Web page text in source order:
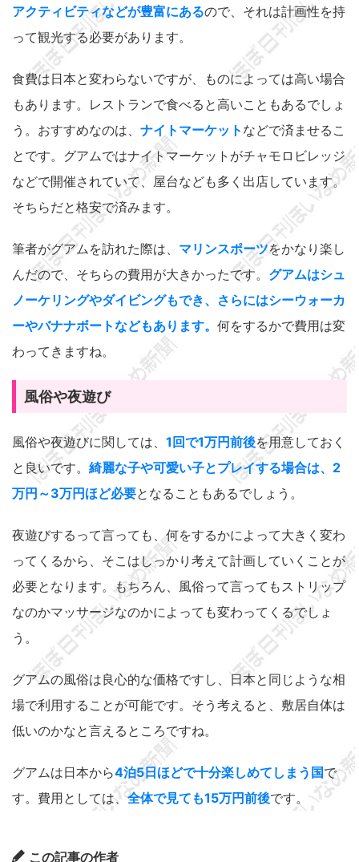
アクティビティなどが豊富にあるので、それは計画性を持
って観光する必要があります。
食費は日本と変わらないですが、ものによっては高い場合
もあります。レストランで食べると高いこともあるでしょ
う。おすすめなのは、 ナイトマーケット などで済ませるこ
とです。グアムではナイトマーケットがチャモロビレッジ
などで開催されていて、屋台なども多く出店しています。
そちらだと格安で済みます。
筆者がグアムを訪れた際は、 マリンスポーツをかなり楽し
んだので、そちらの費用が大きかったです。 グアムはシュ
ノーケリングやダイビングもでき、さらにはシーウォーカ
ーやバナナボートなどもあります。 何をするかで費用は変
わってきますね。
風俗や夜遊び
風俗や夜遊びに関しては、 1回で1万円前後を用意しておく
と良いです。 綺麗な子や可愛い子とプレイする場合は、2
万円～3万円ほど必要となることもあるでしょう。
夜遊びするって言っても、何をするかによって大きく変わ
ってくるから、そこはしっかり考えて計画していくことが
必要となります。もちろん、風俗って言ってもストリップ
なのかマッサージなのかによっても変わってくるでしょ
う。
グアムの風俗は良心的な価格ですし、日本と同じような相
場で利用することが可能です。そう考えると、敷居自体は
低いのかなと言えるところですね。
グアムは日本から4泊5日ほどで十分楽しめてしまう国で
す。費用としては、全体で見ても15万円前後です。
この記事の作者